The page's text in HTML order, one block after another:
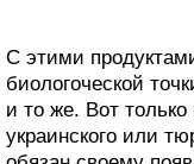
С этими
биологоческой
и то же. Вот
украинского или